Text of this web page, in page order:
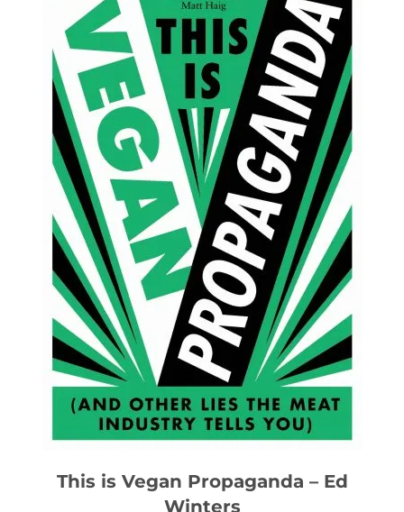
This is Vegan Propaganda – Ed
Winters